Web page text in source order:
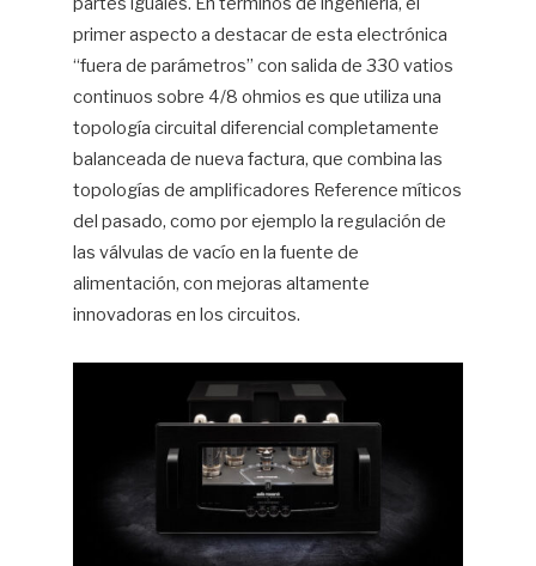
primer aspecto a destacar de esta electrónica
“fuera de parámetros” con salida de 330 vatios
continuos sobre 4/8 ohmios es que utiliza una
topología circuital diferencial completamente
balanceada de nueva factura, que combina las
topologías de amplificadores Reference míticos
del pasado, como por ejemplo la regulación de
las válvulas de vacío en la fuente de
alimentación, con mejoras altamente
innovadoras en los circuitos.